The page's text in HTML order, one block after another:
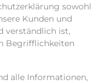
sowohl
Kunden und
verständlich ist,
Begrifflichkeiten
alle Informationen,